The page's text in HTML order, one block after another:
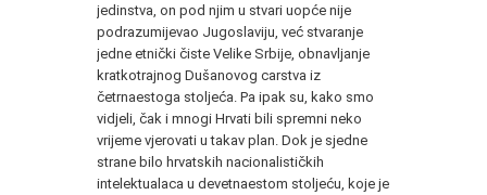
jedinstva, on pod njim u stvari uopće nije
podrazu­mijevao Jugoslaviju, već stvaranje
jedne etnički čiste Velike Sr­bije, obnavljanje
kratkotrajnog Dušanovog carstva iz
četrnaesto­ga stoljeća. Pa ipak su, kako smo
vidjeli, čak i mnogi Hrvati bili spremni neko
vrijeme vjerovati u takav plan. Dok je sjedne
stra­ne bilo hrvatskih nacionalističkih
intelektualaca u devetnaestom stoljeću, koje je